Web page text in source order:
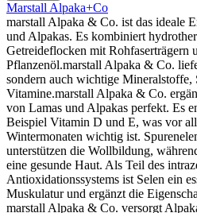
Marstall Alpaka+Co
marstall Alpaka & Co. ist das ideale
und Alpakas. Es kombiniert
Getreideflocken mit Rohfaserträgern
Pflanzenöl.marstall Alpaka & Co.
sondern auch wichtige Mineralstoffe,
Vitamine.marstall Alpaka & Co.
von Lamas und Alpakas perfekt. Es
Beispiel Vitamin D und E, was vor
Wintermonaten wichtig ist.
unterstützen die Wollbildung,
eine gesunde Haut. Als Teil des
Antioxidationssystems ist Selen ein
Muskulatur und ergänzt die
marstall Alpaka & Co. versorgt